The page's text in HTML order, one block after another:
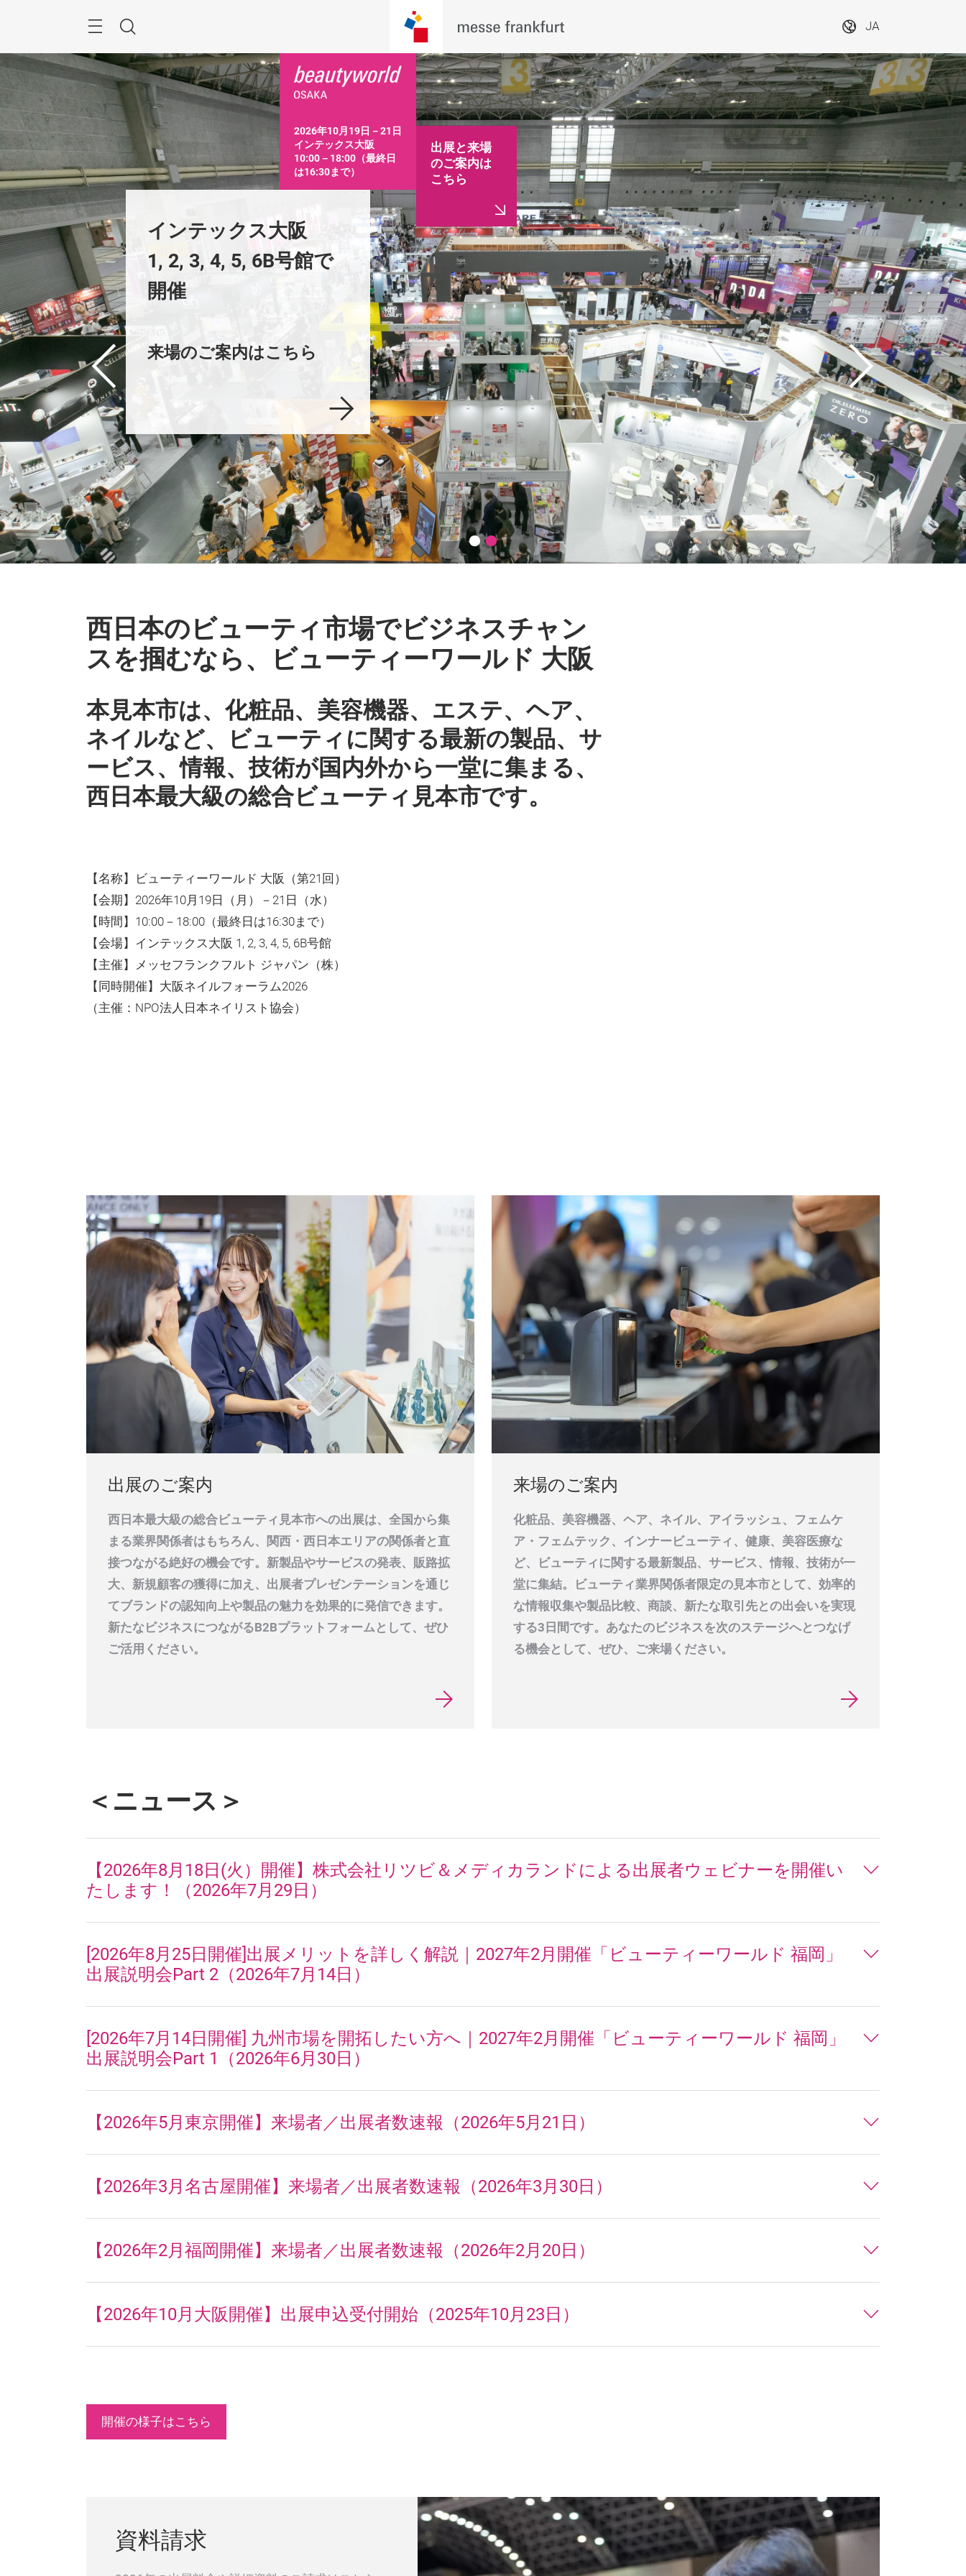
検
索
JA
次
へ
前
へ
ックス大阪
4, 5, 6B号館で
案内はこちら
インテックス大阪
1, 2, 3, 4, 5, 6B号館で
開催
出展のご案内はこちら
インテックス大阪
1, 2, 3, 4, 5, 6B号館で
開催
来場のご案内はこちら
インテックス大阪
1, 2, 3, 4, 5, 6B号館で
開催
出展のご案内はこちら
インテックス大阪
1, 2, 3, 4, 5, 6B号館で
開催
来場のご案内はこちら
2026年10月19日－21日
インテックス大阪
10:00－18:00（最終日
は16:30まで）
出展と来場
のご案内は
こちら
西日本のビューティ市場でビジネスチャン
スを掴むなら、ビューティーワールド 大阪
本見本市は、化粧品、美容機器、エステ、ヘア、
ネイルなど、ビューティに関する最新の製品、サ
ービス、情報、技術が国内外から一堂に集まる、
西日本最大級の総合ビューティ見本市です。
【名称】ビューティーワールド 大阪（第21回）
【会期】2026年10月19日（月）－21日（水）
【時間】10:00－18:00（最終日は16:30まで）
【会場】インテックス大阪 1, 2, 3, 4, 5, 6B号館
【主催】メッセフランクフルト ジャパン（株）
【同時開催】大阪ネイルフォーラム2026
（主催：NPO法人日本ネイリスト協会）
出展のご案内
西日本最大級の総合ビューティ見本市への出展は、全国から集
まる業界関係者はもちろん、関西・西日本エリアの関係者と直
接つながる絶好の機会です。新製品やサービスの発表、販路拡
大、新規顧客の獲得に加え、出展者プレゼンテーションを通じ
てブランドの認知向上や製品の魅力を効果的に発信できます。
新たなビジネスにつながるB2Bプラットフォームとして、ぜひ
ご活用ください。
来場のご案内
化粧品、美容機器、ヘア、ネイル、アイラッシュ、フェムケ
ア・フェムテック、インナービューティ、健康、美容医療な
ど、ビューティに関する最新製品、サービス、情報、技術が一
堂に集結。ビューティ業界関係者限定の見本市として、効率的
な情報収集や製品比較、商談、新たな取引先との出会いを実現
する3日間です。あなたのビジネスを次のステージへとつなげ
る機会として、ぜひ、ご来場ください。
＜ニュース＞
【2026年8月18日(火）開催】株式会社リツビ＆メディカランドによる出展者ウェビナーを開催い
たします！（2026年7月29日）
[2026年8月25日開催]出展メリットを詳しく解説｜2027年2月開催「ビューティーワールド 福岡」
出展説明会Part 2（2026年7月14日）
[2026年7月14日開催] 九州市場を開拓したい方へ｜2027年2月開催「ビューティーワールド 福岡」
出展説明会Part 1（2026年6月30日）
【2026年5月東京開催】来場者／出展者数速報（2026年5月21日）
【2026年3月名古屋開催】来場者／出展者数速報（2026年3月30日）
【2026年2月福岡開催】来場者／出展者数速報（2026年2月20日）
【2026年10月大阪開催】出展申込受付開始（2025年10月23日）
開催の様子はこちら
資料請求